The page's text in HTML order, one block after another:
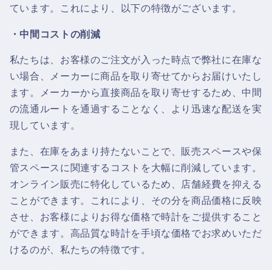
ています。
これにより、以下の特徴がございます。
・中間コストの削減
私たちは、お客様のご注文が入った時点で弊社に在庫な
い場合、メーカーに商品を取り寄せてからお届けいたし
ます。メーカーから直接商品を取り寄せするため、中間
の流通ルートを通過することなく、より迅速な配送を実
現しています。
また、在庫をあまり持たないことで、販売スペースや保
管スペースに関連するコストを大幅に削減しています。
オンライン販売に特化しているため、店舗経費を抑える
ことができます。これにより、その分を商品価格に反映
させ、お客様によりお得な価格で時計をご提供すること
ができます。高品質な時計を手頃な価格でお求めいただ
けるのが、私たちの特徴です。